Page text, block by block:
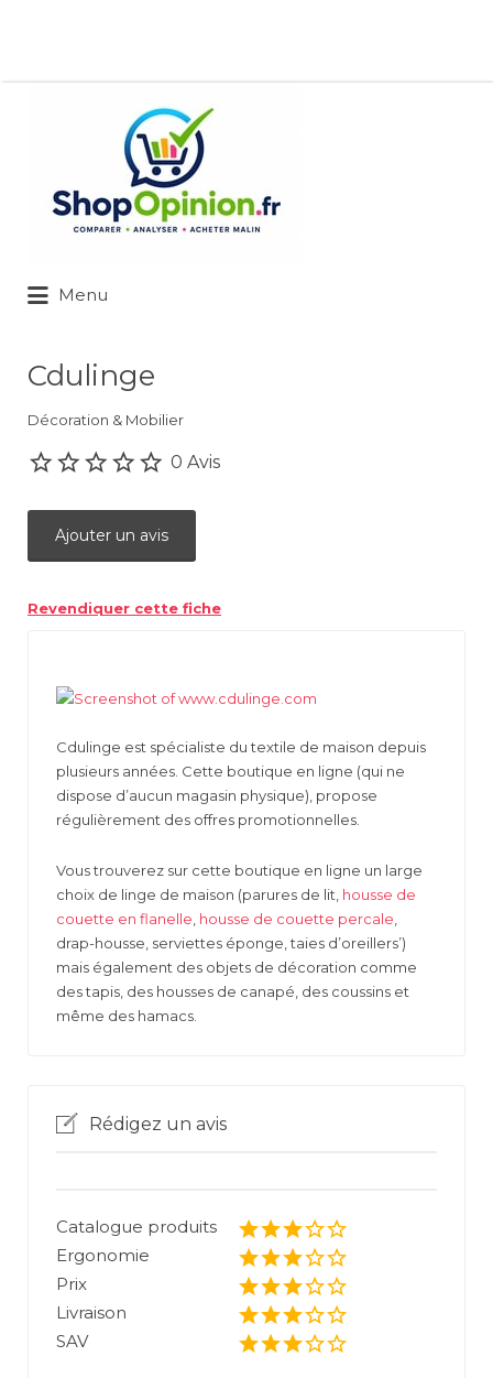
Menu
Cdulinge
Décoration & Mobilier
0 Avis
Ajouter un avis
Revendiquer cette fiche
Cdulinge est spécialiste du textile de maison depuis
plusieurs années. Cette boutique en ligne (qui ne
dispose d’aucun magasin physique), propose
régulièrement des offres promotionnelles.
Vous trouverez sur cette boutique en ligne un large
choix de linge de maison (parures de lit, housse de
couette en flanelle housse de couette percale
drap-housse, serviettes éponge, taies d’oreillers’)
mais également des objets de décoration comme
des tapis, des housses de canapé, des coussins et
même des hamacs.
Rédigez un avis
Catalogue produits
Ergonomie
Prix
Livraison
SAV